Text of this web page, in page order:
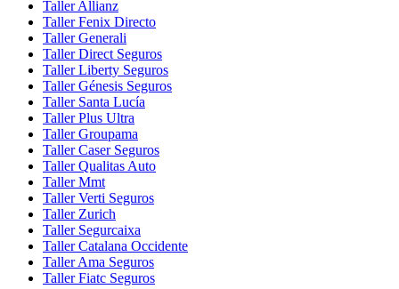
Taller Allianz
Taller Fenix Directo
Taller Generali
Taller Direct Seguros
Taller Liberty Seguros
Taller Génesis Seguros
Taller Santa Lucía
Taller Plus Ultra
Taller Groupama
Taller Caser Seguros
Taller Qualitas Auto
Taller Mmt
Taller Verti Seguros
Taller Zurich
Taller Segurcaixa
Taller Catalana Occidente
Taller Ama Seguros
Taller Fiatc Seguros